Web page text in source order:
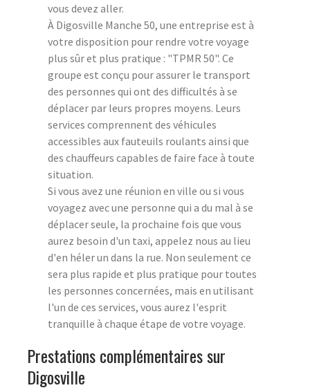
vous devez aller.
À Digosville Manche 50, une entreprise est à
votre disposition pour rendre votre voyage
plus sûr et plus pratique : "TPMR 50". Ce
groupe est conçu pour assurer le transport
des personnes qui ont des difficultés à se
déplacer par leurs propres moyens. Leurs
services comprennent des véhicules
accessibles aux fauteuils roulants ainsi que
des chauffeurs capables de faire face à toute
situation.
Si vous avez une réunion en ville ou si vous
voyagez avec une personne qui a du mal à se
déplacer seule, la prochaine fois que vous
aurez besoin d'un taxi, appelez nous au lieu
d'en héler un dans la rue. Non seulement ce
sera plus rapide et plus pratique pour toutes
les personnes concernées, mais en utilisant
l'un de ces services, vous aurez l'esprit
tranquille à chaque étape de votre voyage.
Prestations complémentaires sur
Digosville